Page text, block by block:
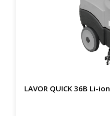
LAVOR QUICK 36B Li-ion